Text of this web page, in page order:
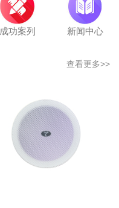
成功案列 新闻中心
查看更多>>